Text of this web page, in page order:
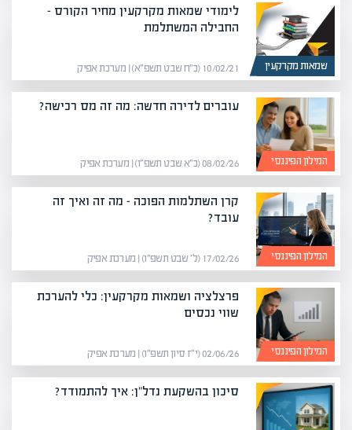
שמאות מקרקעין
לימודי שמאות מקרקעין מחיר הקורס –
החבילה המשתלמת
10/02/21 (כ״ח שבט תשפ״א) | מערכת אפיק
המילון הפיננסי
עוברים לדירה חדשה: מה זה מס רכישה?
08/02/26 (כ״א שבט תשפ״ו) | מערכת אפיק
המילון הפיננסי
קרן השתלמות הפוכה – מה זה ואיך זה
עובד?
17/02/26 (ל׳ שבט תשפ״ו) | מערכת אפיק
המילון הפיננסי
פרצלציה ושמאות מקרקעין: כלי להערכת
שווי נכסים
02/06/26 (י״ז סיון תשפ״ו) | מערכת אפיק
סיכון בהשקעת נדל"ן: איך להתמודד?